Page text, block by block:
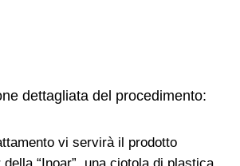
dettagliata del procedimento:
vi servirà il prodotto